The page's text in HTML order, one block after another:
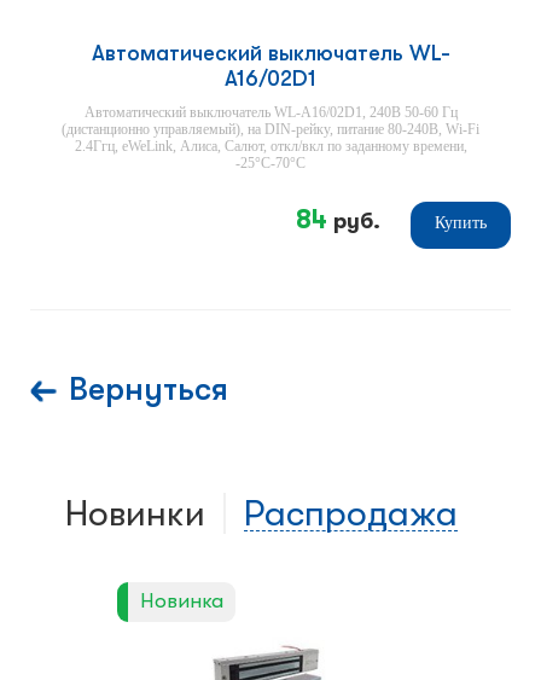
Автоматический выключатель WL-
A16/02D1
Автоматический выключатель WL-A16/02D1, 240В 50-60 Гц
(дистанционно управляемый), на DIN-рейку, питание 80-240В, Wi-Fi
2.4Ггц, eWeLink, Алиса, Салют, откл/вкл по заданному времени,
-25°C-70°C
84 руб. Купить
Вернуться
Новинки Распродажа
Новинка